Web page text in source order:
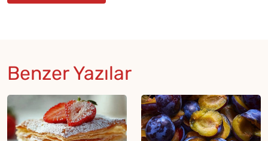
Benzer Yazılar